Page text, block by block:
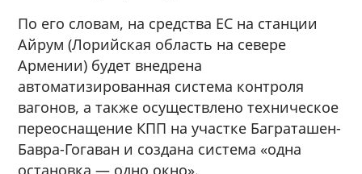
По его словам, на средства ЕС на станции
Айрум (Лорийская область на севере
Армении) будет внедрена
автоматизированная система контроля
вагонов, а также осуществлено техническое
переоснащение КПП на участке Баграташен-
Бавра-Гогаван и создана система «одна
остановка — одно окно».